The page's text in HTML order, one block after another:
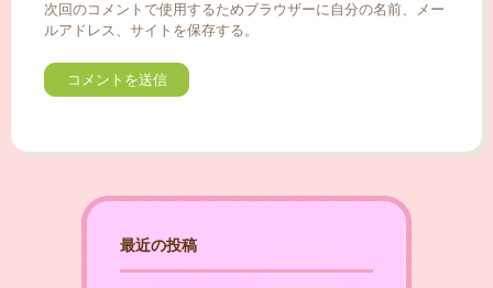
次回のコメントで使用するためブラウザーに自分の名前、メー
ルアドレス、サイトを保存する。
最近の投稿